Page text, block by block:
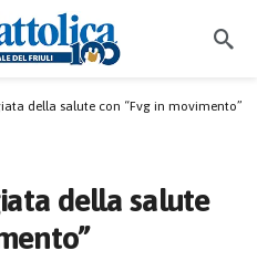
della salute con “Fvg in movimento”
della salute